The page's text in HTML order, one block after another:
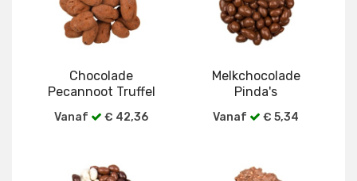
Chocolade
Pecannoot Truffel
Vanaf € 42,36
Melkchocolade
Pinda's
Vanaf € 5,34